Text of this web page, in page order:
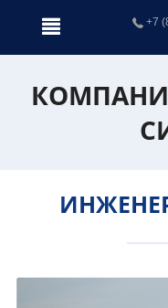
+7